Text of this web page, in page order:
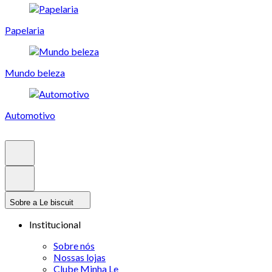
Papelaria
Mundo beleza
Automotivo
Sobre a Le biscuit
Institucional
Sobre nós
Nossas lojas
Clube Minha Le